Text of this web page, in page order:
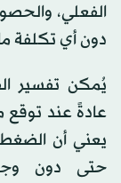
الفعلي،
دون أي تكلفة
يُمكن تفسير
عادةً عند توقع
يعني أن
حتى دون